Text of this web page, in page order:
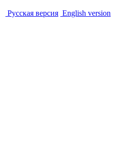
Русская версия English version